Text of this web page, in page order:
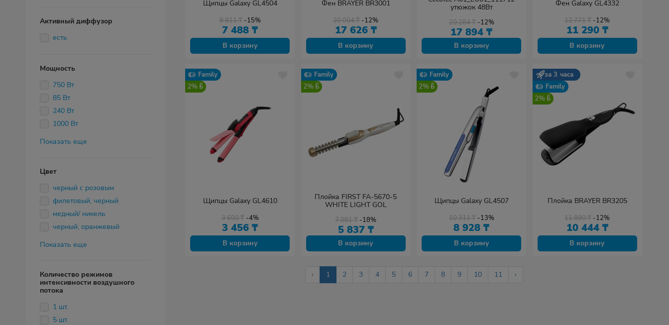
Активный диффузор
есть
Мощность
750 Вт
85 Вт
240 Вт
1000 Вт
Показать еще
Цвет
черный с розовым
филетовый, черный
медный/ никель
черный, оранжевый
Показать еще
Количество режимов
интенсивности воздушного
потока
1 шт.
5 шт.
Щипцы Galaxy GL4504
8 811₸ -15%
7 488 ₸
В корзину
Фен BRAYER BR3001
20 004₸ -12%
17 626 ₸
В корзину
утюжок 48Вт
20 284₸ -12%
17 894 ₸
В корзину
Фен Galaxy GL4332
12 771₸ -12%
11 290 ₸
В корзину
Family
2%
Щипцы Galaxy GL4610
3 600₸ -4%
3 456 ₸
В корзину
Family
2%
Плойка FIRST FA-5670-5
WHITE LIGHT GOL
7 091₸ -18%
5 837 ₸
В корзину
Family
2%
Щипцы Galaxy GL4507
10 311₸ -13%
8 928 ₸
В корзину
за 3 часа
Family
2%
Плойка BRAYER BR3205
11 890₸ -12%
10 444 ₸
В корзину
‹ 1 2 3 4 5 6 7 8 9 10 11 ›